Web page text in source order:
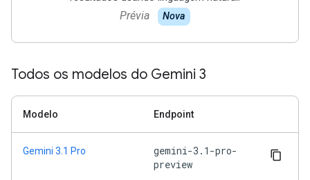
Prévia Nova
Todos os modelos do Gemini 3
Modelo Endpoint
Gemini 3.1 Pro
gemini-3.1-pro-
preview